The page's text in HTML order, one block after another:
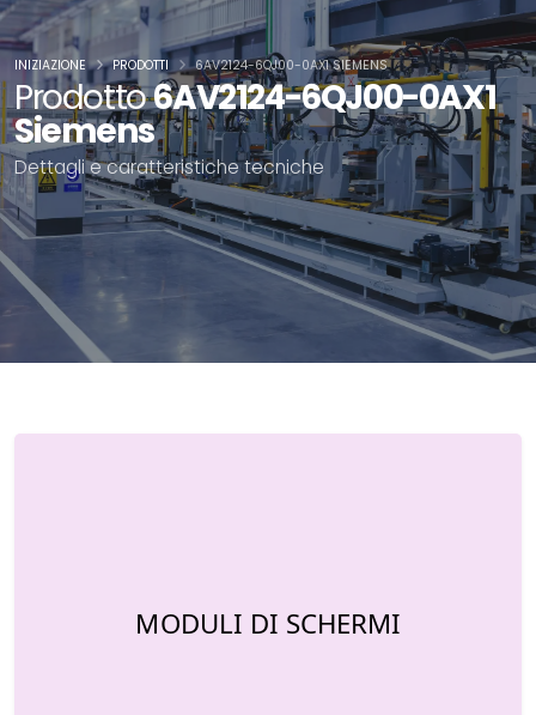
Prodotto6AV2124-6QJ00-0AX1
Siemens
Dettagli e caratteristiche tecniche
INIZIAZIONE PRODOTTI 6AV2124-6QJ00-0AX1 SIEMENS